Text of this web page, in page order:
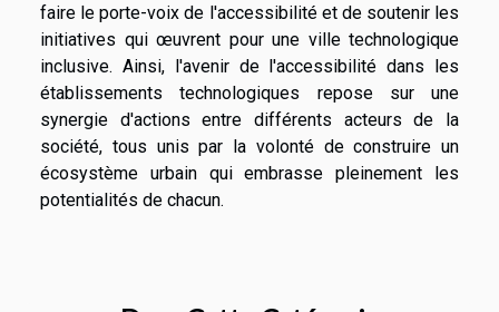
faire le porte-voix de l'accessibilité et de soutenir les
initiatives qui œuvrent pour une ville technologique
inclusive. Ainsi, l'avenir de l'accessibilité dans les
établissements technologiques repose sur une
synergie d'actions entre différents acteurs de la
société, tous unis par la volonté de construire un
écosystème urbain qui embrasse pleinement les
potentialités de chacun.